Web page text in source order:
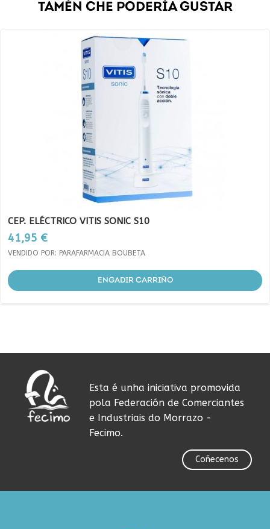
TAMÉN CHE PODERÍA GUSTAR
CEP. ELÉCTRICO VITIS SONIC S10
Prezo
41,95 €
VENDIDO POR: PARAFARMACIA BOUBETA
ENGADIR CARRIÑO
Esta é unha iniciativa promovida
pola Federación de Comerciantes
e Industriais do Morrazo -
Fecimo.
Coñecenos